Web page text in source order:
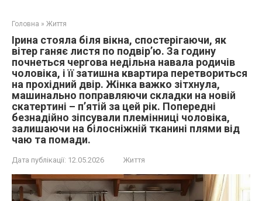
Головна » Життя
Ірина стояла біля вікна, спостерігаючи, як
вітер ганяє листя по подвір’ю. За годину
почнеться чергова недільна навала родичів
чоловіка, і її затишна квартира перетвориться
на прохідний двір. Жінка важко зітхнула,
машинально поправляючи складки на новій
скатертині – п’ятій за цей рік. Попередні
безнадійно зіпсували племінниці чоловіка,
залишаючи на білосніжній тканині плями від
чаю та помади.
Дата публікації: 12.05.2026 Життя